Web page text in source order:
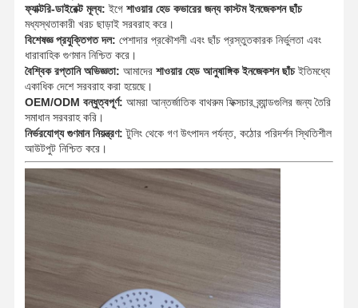
ফ্যাক্টরি-ডাইরেক্ট মূল্য: ইগে শাওয়ার হেড কভারের জন্য কাস্টম ইনজেকশন ছাঁচ
মধ্যস্থতাকারী খরচ ছাড়াই সরবরাহ করে।
বিশেষজ্ঞ প্রযুক্তিগত দল: পেশাদার প্রকৌশলী এবং ছাঁচ প্রস্তুতকারক নির্ভুলতা এবং
ধারাবাহিক গুণমান নিশ্চিত করে।
বৈশ্বিক রপ্তানি অভিজ্ঞতা: আমাদের শাওয়ার হেড আনুষাঙ্গিক ইনজেকশন ছাঁচইতিমধ্যে
একাধিক দেশে সরবরাহ করা হয়েছে।
OEM/ODM বন্ধুত্বপূর্ণ: আমরা আন্তর্জাতিক বাথরুম ফিক্সচার ব্র্যান্ডগুলির জন্য তৈরি
সমাধান সরবরাহ করি।
নির্ভরযোগ্য গুণমান নিয়ন্ত্রণ: টুলিং থেকে গণ উৎপাদন পর্যন্ত, কঠোর পরিদর্শন স্থিতিশীল
আউটপুট নিশ্চিত করে।